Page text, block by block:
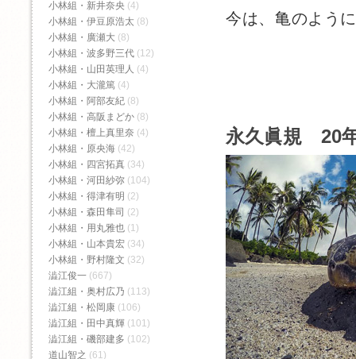
今は、亀のよう
永久眞規 20
小林組・新井奈央 (4)
小林組・伊豆原浩太 (8)
小林組・廣瀬大 (8)
小林組・波多野三代 (12)
小林組・山田英理人 (4)
小林組・大瀧篤 (4)
小林組・阿部友紀 (8)
小林組・高阪まどか (8)
小林組・檀上真里奈 (4)
小林組・原央海 (42)
小林組・四宮拓真 (34)
小林組・河田紗弥 (104)
小林組・得津有明 (2)
小林組・森田隼司 (2)
小林組・用丸雅也 (1)
小林組・山本貴宏 (34)
小林組・野村隆文 (32)
澁江俊一 (667)
澁江組・奥村広乃 (113)
澁江組・松岡康 (106)
澁江組・田中真輝 (101)
澁江組・磯部建多 (102)
道山智之 (61)